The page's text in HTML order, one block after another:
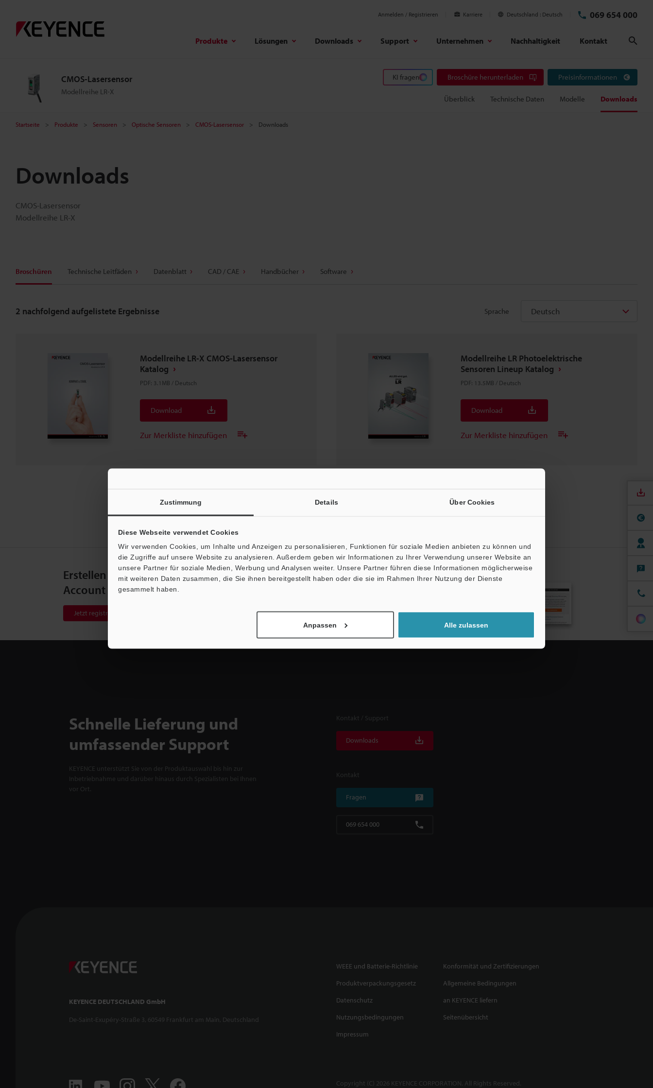
Zustimmung Details Über Cookies
Diese Webseite verwendet Cookies
Wir verwenden Cookies, um Inhalte und Anzeigen zu personalisieren, Funktionen für soziale Medien anbieten zu können und
die Zugriffe auf unsere Website zu analysieren. Außerdem geben wir Informationen zu Ihrer Verwendung unserer Website an
unsere Partner für soziale Medien, Werbung und Analysen weiter. Unsere Partner führen diese Informationen möglicherweise
mit weiteren Daten zusammen, die Sie ihnen bereitgestellt haben oder die sie im Rahmen Ihrer Nutzung der Dienste
gesammelt haben.
Anpassen Alle zulassen
Anmelden / Registrieren Karriere Deutschland Deutsch 069 654 000
Produkte Lösungen Downloads Support Unternehmen Nachhaltigkeit Kontakt
CMOS-Lasersensor
Modellreihe LR-X
KI fragen Broschüre herunterladen Preisinformationen
Überblick Technische Daten Modelle Downloads
Startseite Produkte Sensoren Optische Sensoren CMOS-Lasersensor Downloads
Downloads
CMOS-Lasersensor
Modellreihe LR-X
Broschüren Technische Leitfäden Datenblatt CAD / CAE Handbücher Software
Sprache Deutsch
2 nachfolgend aufgelistete Ergebnisse
Modellreihe LR-X CMOS-Lasersensor
Katalog
PDF: 3.1MB / Deutsch
Download
Zur Merkliste hinzufügen
Modellreihe LR Photoelektrische
Sensoren Lineup Katalog
PDF: 13.5MB / Deutsch
Download
Zur Merkliste hinzufügen
Erstellen Sie Ihren KEYENCE
Account
Jetzt registrieren!
Newsletter-Anmeldung
Schnelle Lieferung und
umfassender Support
KEYENCE unterstützt Sie von der Produktauswahl bis hin zur
Inbetriebnahme und darüber hinaus durch Spezialisten bei Ihnen
vor Ort.
Kontakt / Support
Downloads
Kontakt
Fragen
069 654 000
KEYENCE DEUTSCHLAND GmbH
De-Saint-Exupéry-Straße 3, 60549 Frankfurt am Main, Deutschland
WEEE und Batterie-Richtlinie
Konformität und Zertifizierungen
Produktverpackungsgesetz
Allgemeine Bedingungen
Datenschutz
an KEYENCE liefern
Nutzungsbedingungen
Seitenübersicht
Impressum
Copyright (C) 2026 KEYENCE CORPORATION. All Rights Reserved.